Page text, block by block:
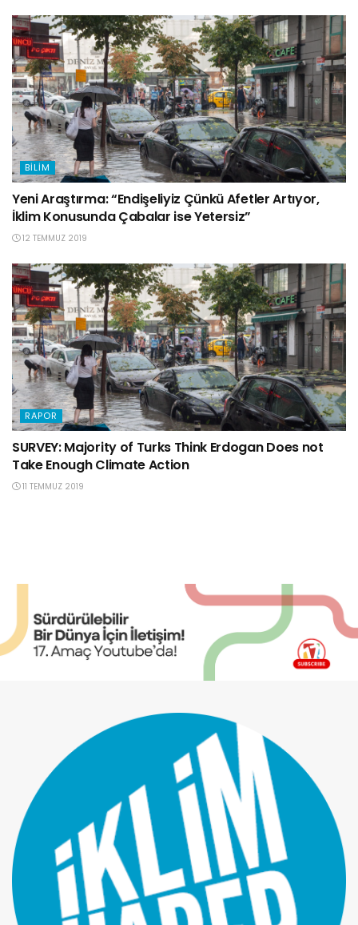
BILIM
Yeni Araştırma: “Endişeliyiz Çünkü Afetler Artıyor,
İklim Konusunda Çabalar ise Yetersiz”
12 TEMMUZ 2019
RAPOR
SURVEY: Majority of Turks Think Erdogan Does not
Take Enough Climate Action
11 TEMMUZ 2019